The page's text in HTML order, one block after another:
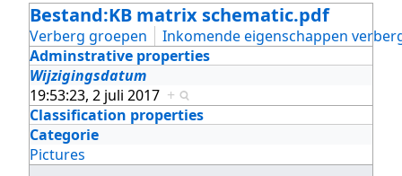
Bestand:KB matrix schematic.pdf
Verberg groepen
Inkomende eigenschappen
Adminstrative properties
Wijzigingsdatum
19:53:23, 2 juli 2017 +
Classification properties
Categorie
Pictures